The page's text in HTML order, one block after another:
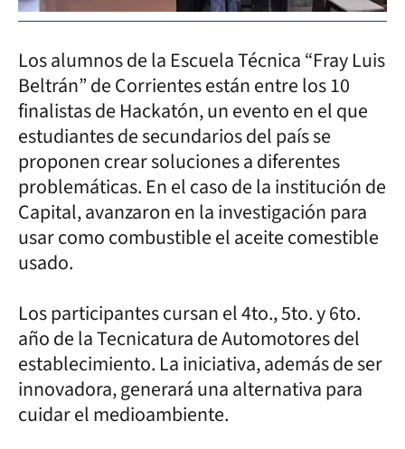
Los alumnos de la Escuela Técnica “Fray Luis
Beltrán” de Corrientes están entre los 10
finalistas de Hackatón, un evento en el que
estudiantes de secundarios del país se
proponen crear soluciones a diferentes
problemáticas. En el caso de la institución de
Capital, avanzaron en la investigación para
usar como combustible el aceite comestible
usado.
Los participantes cursan el 4to., 5to. y 6to.
año de la Tecnicatura de Automotores del
establecimiento. La iniciativa, además de ser
innovadora, generará una alternativa para
cuidar el medioambiente.